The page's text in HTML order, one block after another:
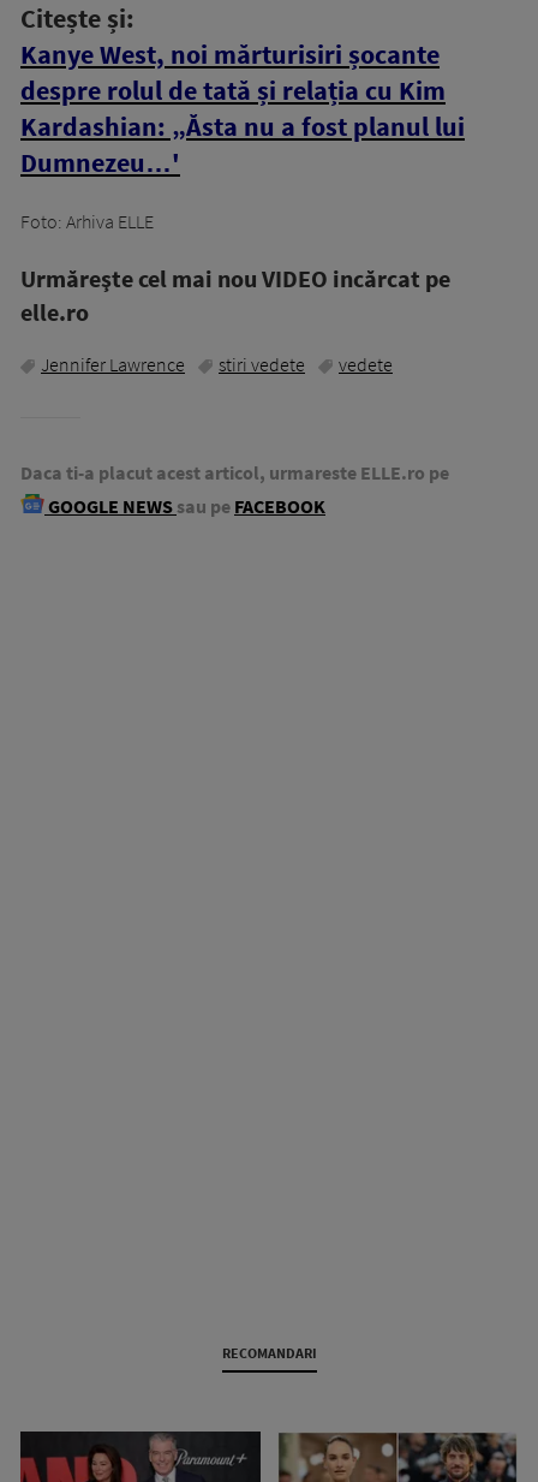
Citește și:
Kanye West, noi mărturisiri șocante
despre rolul de tată și relația cu Kim
Kardashian: „Ăsta nu a fost planul lui
Dumnezeu…'
Foto: Arhiva ELLE
Urmăreşte cel mai nou VIDEO incărcat pe
elle.ro
Jennifer Lawrence stiri vedete vedete
Daca ti-a placut acest articol, urmareste ELLE.ro pe
GOOGLE NEWS sau pe FACEBOOK
RECOMANDARI